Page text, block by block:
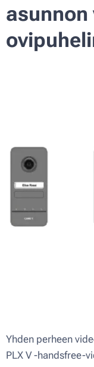
Yhden perheen
PLX V -handsfree-